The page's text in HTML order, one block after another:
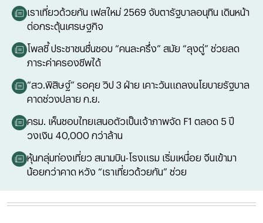
เราเที่ยวด้วยกัน เฟสใหม่ 2569 จับตารัฐบาลอนุทิน เดินหน้า
ต่อกระตุ้นเศรษฐกิจ
โพลชี้ ประชาชนชื่นชอบ “คนละครึ่ง” สมัย “ลุงตู่” ช่วยลด
ภาระค่าครองชีพได้
“สว.พิสิษฐ์” รอคุย วิป 3 ฝ่าย เคาะวันแถลงนโยบายรัฐบาล
คาดช่วงปลาย ก.ย.
ครม. เห็นชอบไทยเสนอตัวเป็นเจ้าภาพจัด F1 ตลอด 5 ปี
วงเงิน 40,000 กว่าล้าน
หุ้นกลุ่มท่องเที่ยว สนามบิน-โรงแรม เริ่มเหนื่อย จีนเข้ามา
น้อยกว่าคาด หวัง “เราเที่ยวด้วยกัน” ช่วย